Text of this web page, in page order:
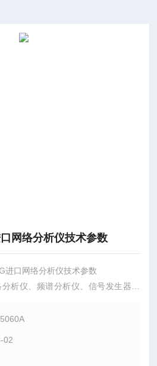
网络分析仪技术参数
进口网络分析仪技术参数
析仪、频谱分析仪、信号发生器、
02